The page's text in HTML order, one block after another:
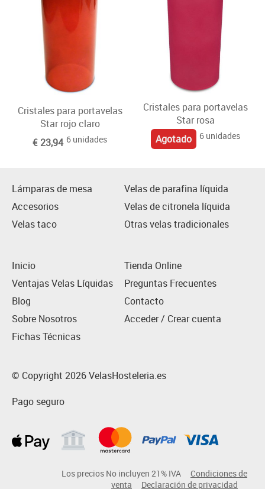
Cristales para portavelas
Star rojo claro
€ 23,94 6 unidades
Cristales para portavelas
Star rosa
Agotado
6 unidades
Lámparas de mesa
Velas de parafina líquida
Accesorios
Velas de citronela líquida
Velas taco
Otras velas tradicionales
Inicio
Tienda Online
Ventajas Velas Líquidas
Preguntas Frecuentes
Blog
Contacto
Sobre Nosotros
Acceder / Crear cuenta
Fichas Técnicas
© Copyright 2026 VelasHosteleria.es
Pago seguro
Los precios No incluyen 21% IVA
Condiciones de
venta
Declaración de privacidad